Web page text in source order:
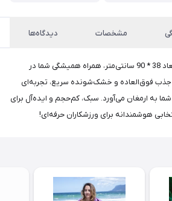
مشخصات دیدگاه‌ها
حوله باشگاه نیچرهایک با ابعاد 38 * 90 سانتی‌متر، همراه همیشگی شما در
جذب فوق‌العاده و خشک‌شونده سریع، تجربه‌ای
به ارمغان می‌آورد. سبک، کم‌حجم و ایده‌آل برای
هوشمندانه برای ورزشکاران حرفه‌ای!